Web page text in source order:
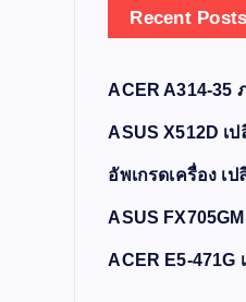
Recent Posts
ACER A314-35
ASUS X512D เ
อัพเกรดเครื่อง เ
ASUS
ACER E5-471G